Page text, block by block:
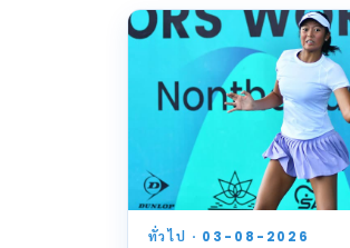
ทั่วไป · 03-08-2026